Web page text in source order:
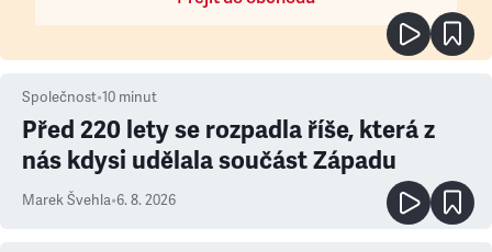
Společnost•10 minut
Před 220 lety se rozpadla říše, která z
nás kdysi udělala součást Západu
Marek Švehla•6. 8. 2026